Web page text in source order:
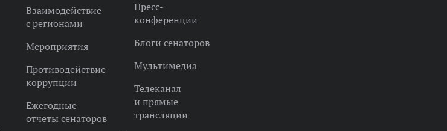
Взаимодействие
с регионами
Мероприятия
Противодействие
коррупции
Ежегодные
отчеты сенаторов
Пресс-
конференции
Блоги сенаторов
Мультимедиа
Телеканал
и прямые
трансляции